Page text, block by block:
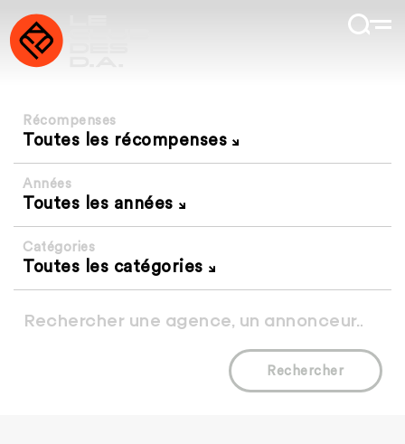
Récompenses
Toutes les récompenses
Années
Toutes les années
Catégories
Toutes les catégories
Rechercher